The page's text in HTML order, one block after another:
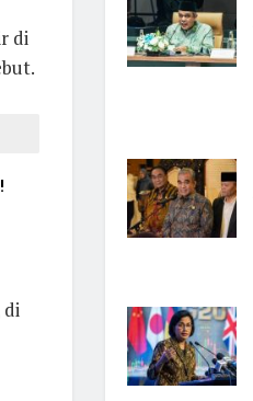
di
di